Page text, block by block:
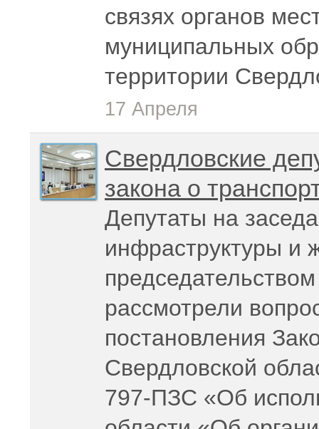
связях органов
муниципальных
территории
17 Апреля
Свердловские
закона о
Депутаты на
инфраструктуры и
рассмотрели
постановления
Свердловской
797-ПЗС «Об